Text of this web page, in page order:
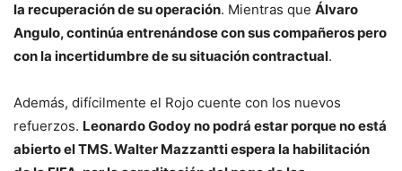
la recuperación de su operación. Mientras que Álvaro
Angulo, continúa entrenándose con sus compañeros pero
con la incertidumbre de su situación contractual.
Además, difícilmente el Rojo cuente con los nuevos
refuerzos. Leonardo Godoy no podrá estar porque no está
abierto el TMS. Walter Mazzantti espera la habilitación